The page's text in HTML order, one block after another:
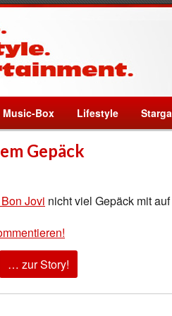
Music-Box Lifestyle
Gepäck
Jovi nicht viel Gepäck mit auf
… zur Story!